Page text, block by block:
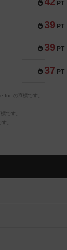
PT
39 PT
39 PT
37 PT
Inc.の商標です。
です。
。